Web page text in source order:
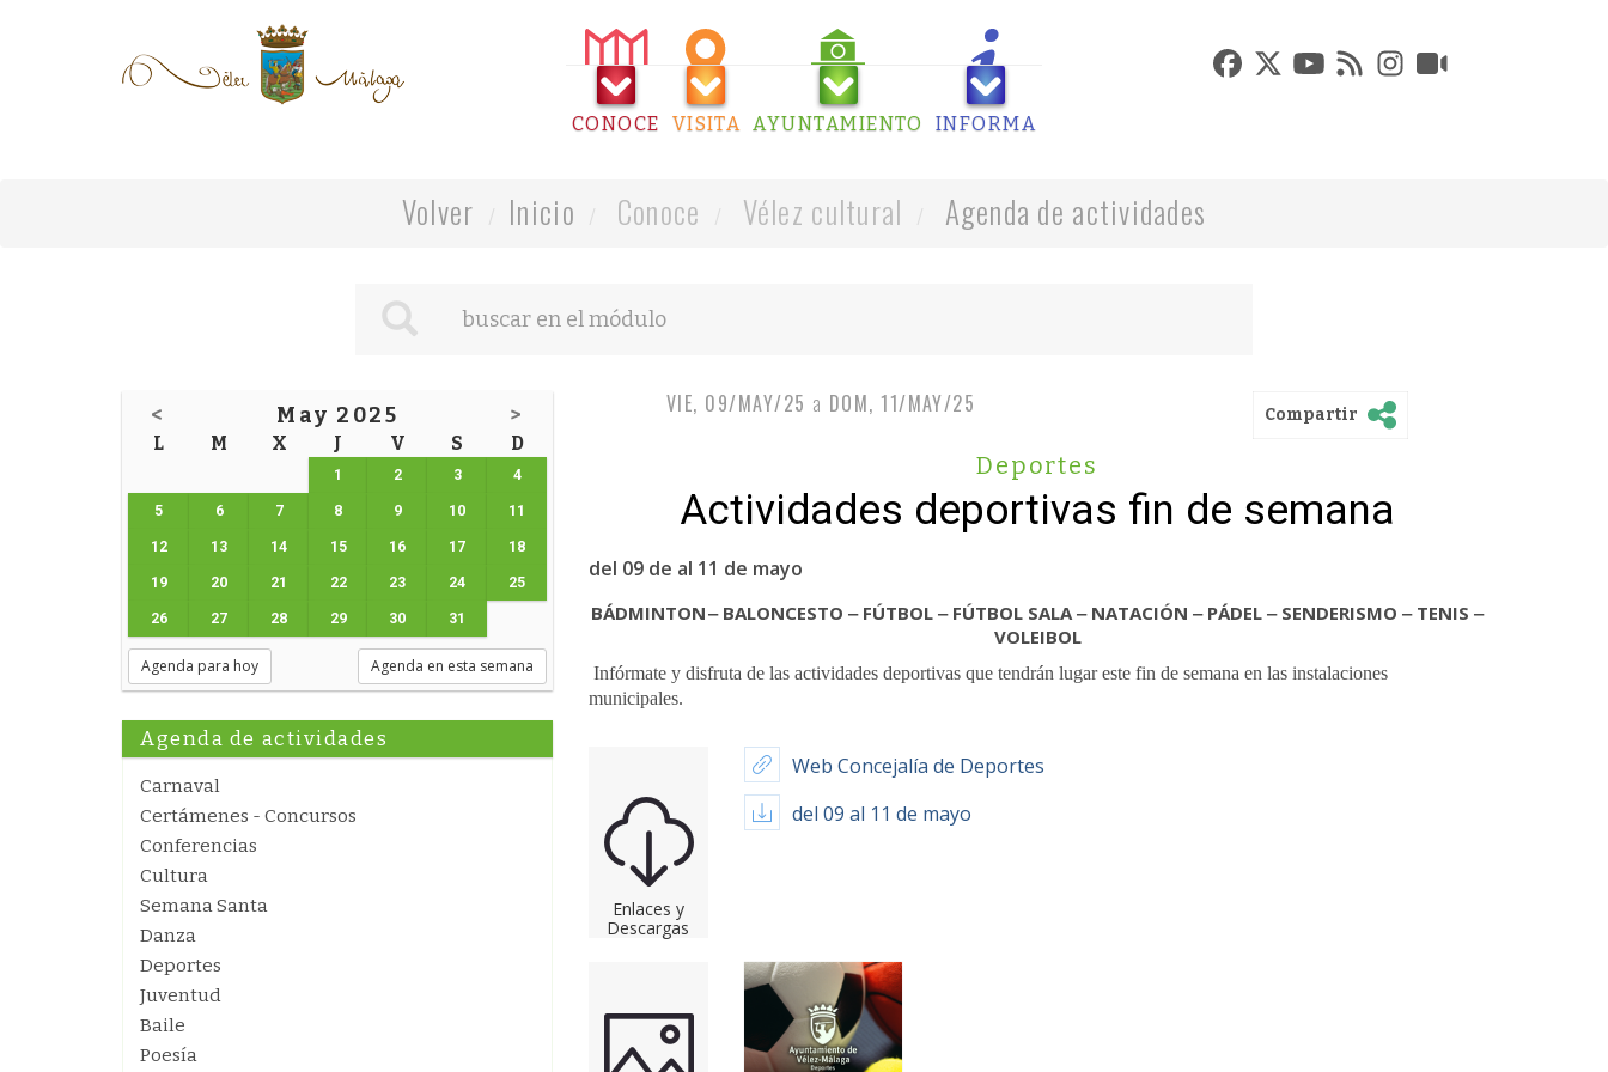
CONOCE VISITA AYUNTAMIENTO INFORMA
Volver Inicio Conoce Vélez cultural Agenda de actividades
< May 2025 >
L M X J V S D
1 2 3 4
5 6 7 8 9 10 11
12 13 14 15 16 17 18
19 20 21 22 23 24 25
26 27 28 29 30 31
Agenda para hoy Agenda en esta semana
Agenda de actividades
Carnaval
Certámenes - Concursos
Conferencias
Cultura
Semana Santa
Danza
Deportes
Juventud
Baile
Poesía
VIE, 09/MAY/25 a DOM, 11/MAY/25 Compartir
Deportes
Actividades deportivas fin de semana
del 09 de al 11 de mayo
BÁDMINTON ‒ BALONCESTO ‒ FÚTBOL ‒ FÚTBOL SALA ‒ NATACIÓN ‒ PÁDEL ‒ SENDERISMO ‒ TENIS ‒
VOLEIBOL
Infórmate y disfruta de las actividades deportivas que tendrán lugar este fin de semana en las instalaciones
municipales.
Enlaces y
Descargas
Web Concejalía de Deportes
del 09 al 11 de mayo